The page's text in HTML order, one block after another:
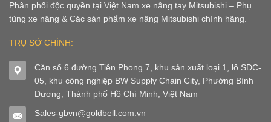
Phân phối độc quyền tại Việt Nam xe nâng tay Mitsubishi – Phụ
tùng xe nâng & Các sản phẩm xe nâng Mitsubishi chính hãng.
TRỤ SỞ CHÍNH:
Căn số 6 đường Tiên Phong 7, khu sản xuất loại 1, lô SDC-
05, khu công nghiệp BW Supply Chain City, Phường Bình
Dương, Thành phố Hồ Chí Minh, Việt Nam
Sales-gbvn@goldbell.com.vn